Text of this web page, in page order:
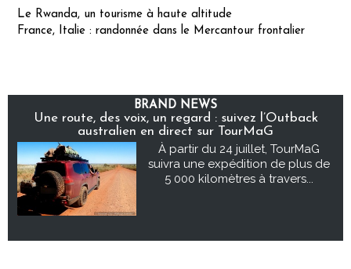
Le Rwanda, un tourisme à haute altitude
France, Italie : randonnée dans le Mercantour frontalier
BRAND NEWS
Une route, des voix, un regard : suivez l’Outback
australien en direct sur TourMaG
À partir du 24 juillet, TourMaG
suivra une expédition de plus de
5 000 kilomètres à travers...